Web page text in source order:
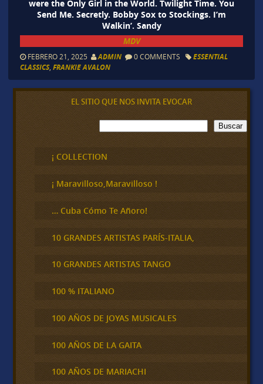
were the Only Girl in the World. Twilight Time. You
Send Me. Secretly. Bobby Sox to Stockings. I’m
Walkin’. Sandy
MDV
FEBRERO 21, 2025 ADMIN 0 COMMENTS
ESSENTIAL
CLASSICS, FRANKIE AVALON
EL SITIO QUE NOS INVITA EVOCAR
B
u
c
a
Buscar
¡ COLLECTION
¡ Maravilloso,Maravilloso !
… Cuba Cómo Te Añoro!
10 GRANDES ARTISTAS PARÍS-ITALIA,
10 GRANDES ARTISTAS TANGO
100 % ITALIANO
100 AÑOS DE JOYAS MUSICALES
100 AÑOS DE LA GAITA
100 AÑOS DE MARIACHI